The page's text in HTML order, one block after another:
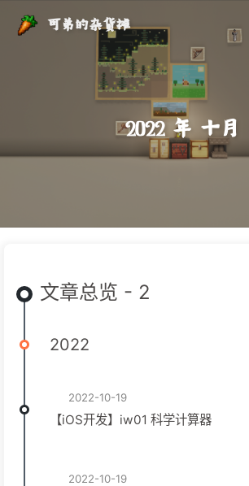
可弟的杂货摊
2022 年 十月
文章总览 - 2
2022
2022-10-19
【iOS开发】iw01 科学计算器
2022-10-19